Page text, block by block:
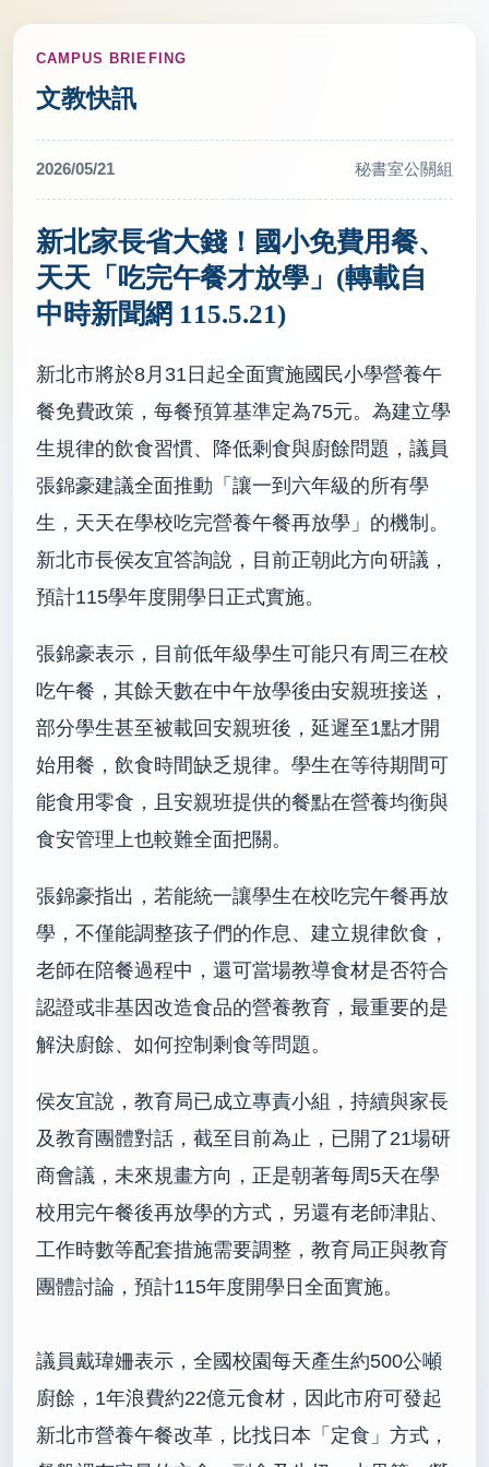
CAMPUS BRIEFING
文教快訊
2026/05/21 秘書室公關組
新北家長省大錢！國小免費用餐、
天天「吃完午餐才放學」(轉載自
中時新聞網 115.5.21)
新北市將於8月31日起全面實施國民小學營養午
餐免費政策，每餐預算基準定為75元。為建立學
生規律的飲食習慣、降低剩食與廚餘問題，議員
張錦豪建議全面推動「讓一到六年級的所有學
生，天天在學校吃完營養午餐再放學」的機制。
新北市長侯友宜答詢說，目前正朝此方向研議，
預計115學年度開學日正式實施。
張錦豪表示，目前低年級學生可能只有周三在校
吃午餐，其餘天數在中午放學後由安親班接送，
部分學生甚至被載回安親班後，延遲至1點才開
始用餐，飲食時間缺乏規律。學生在等待期間可
能食用零食，且安親班提供的餐點在營養均衡與
食安管理上也較難全面把關。
張錦豪指出，若能統一讓學生在校吃完午餐再放
學，不僅能調整孩子們的作息、建立規律飲食，
老師在陪餐過程中，還可當場教導食材是否符合
認證或非基因改造食品的營養教育，最重要的是
解決廚餘、如何控制剩食等問題。
侯友宜說，教育局已成立專責小組，持續與家長
及教育團體對話，截至目前為止，已開了21場研
商會議，未來規畫方向，正是朝著每周5天在學
校用完午餐後再放學的方式，另還有老師津貼、
工作時數等配套措施需要調整，教育局正與教育
團體討論，預計115年度開學日全面實施。
議員戴瑋姍表示，全國校園每天產生約500公噸
廚餘，1年浪費約22億元食材，因此市府可發起
新北市營養午餐改革，比找日本「定食」方式，